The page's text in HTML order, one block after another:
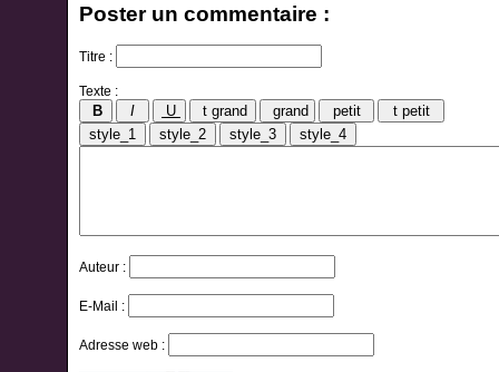
Poster un commentaire :
Titre :
Texte :
Auteur :
E-Mail :
Adresse web :